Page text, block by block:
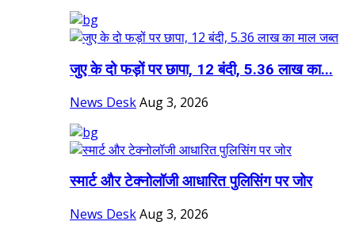
जुए के दो फड़ों पर छापा, 12 बंदी, 5.36 लाख का...
News DeskAug 3, 2026
स्मार्ट और टेक्नोलॉजी आधारित पुलिसिंग पर जोर
News DeskAug 3, 2026